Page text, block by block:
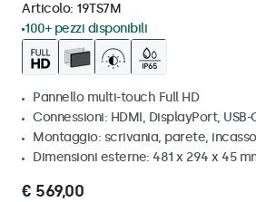
Articolo: 19TS7M
100+ pezzi disponibili
Pannello multi-touch Full HD
Connessioni: HDMI, DisplayPort, USB-
Montaggio: scrivania, parete, incasso
Dimensioni esterne: 481 x 294 x 45
€ 569,00